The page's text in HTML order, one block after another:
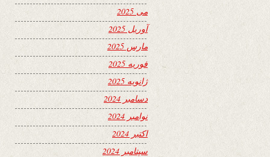
می 2025
آوریل 2025
مارس 2025
فوریه 2025
ژانویه 2025
دسامبر 2024
نوامبر 2024
اکتبر 2024
سپتامبر 2024